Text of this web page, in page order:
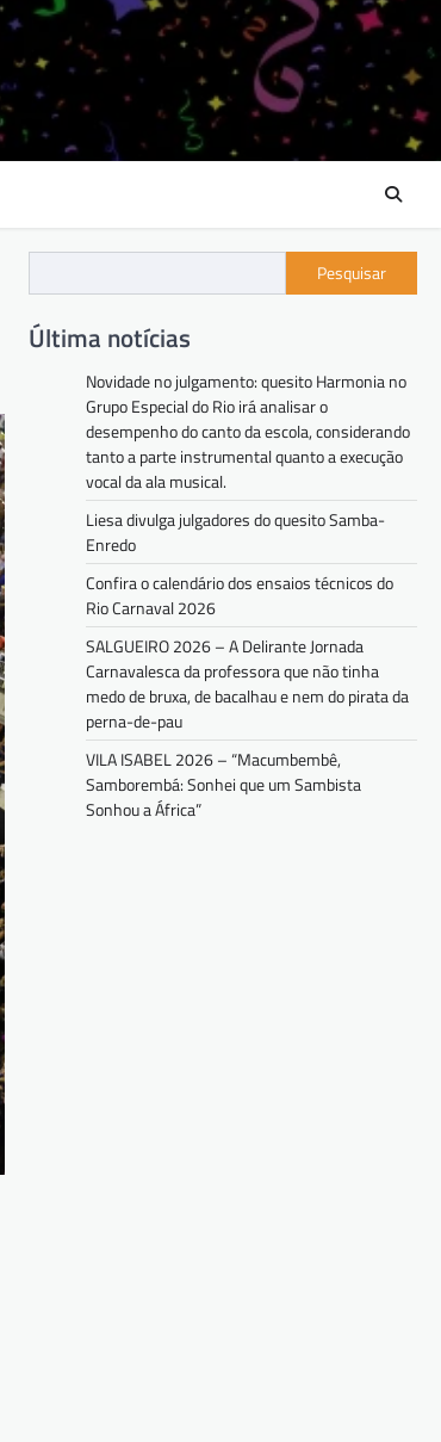
Pesquisar
Última notícias
Novidade no julgamento: quesito Harmonia no
Grupo Especial do Rio irá analisar o
desempenho do canto da escola, considerando
tanto a parte instrumental quanto a execução
vocal da ala musical.
Liesa divulga julgadores do quesito Samba-
Enredo
Confira o calendário dos ensaios técnicos do
Rio Carnaval 2026
SALGUEIRO 2026 – A Delirante Jornada
Carnavalesca da professora que não tinha
medo de bruxa, de bacalhau e nem do pirata da
perna-de-pau
VILA ISABEL 2026 – “Macumbembê,
Samborembá: Sonhei que um Sambista
Sonhou a África”